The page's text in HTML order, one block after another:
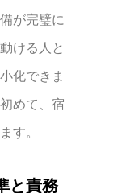
が完璧に
ける人と
化できま
めて、宿
す。
と責務